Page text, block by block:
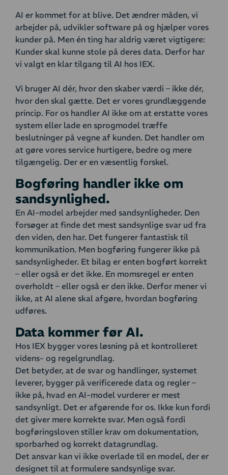
AI er kommet for at blive. Det ændrer måden, vi
arbejder på, udvikler software på og hjælper vores
kunder på. Men én ting har aldrig været vigtigere:
Kunder skal kunne stole på deres data. Derfor har
vi valgt en klar tilgang til AI hos IEX.
Vi bruger AI dér, hvor den skaber værdi – ikke dér,
hvor den skal gætte. Det er vores grundlæggende
princip. For os handler AI ikke om at erstatte vores
system eller lade en sprogmodel træffe
beslutninger på vegne af kunden. Det handler om
at gøre vores service hurtigere, bedre og mere
tilgængelig. Der er en væsentlig forskel.
Bogføring handler ikke om
sandsynlighed.
En AI-model arbejder med sandsynligheder. Den
forsøger at finde det mest sandsynlige svar ud fra
den viden, den har. Det fungerer fantastisk til
kommunikation. Men bogføring fungerer ikke på
sandsynligheder. Et bilag er enten bogført korrekt
– eller også er det ikke. En momsregel er enten
overholdt – eller også er den ikke. Derfor mener vi
ikke, at AI alene skal afgøre, hvordan bogføring
udføres.
Data kommer før AI.
Hos IEX bygger vores løsning på et kontrolleret
videns- og regelgrundlag.
Det betyder, at de svar og handlinger, systemet
leverer, bygger på verificerede data og regler –
ikke på, hvad en AI-model vurderer er mest
sandsynligt. Det er afgørende for os. Ikke kun fordi
det giver mere korrekte svar. Men også fordi
bogføringsloven stiller krav om dokumentation,
sporbarhed og korrekt datagrundlag.
Det ansvar kan vi ikke overlade til en model, der er
designet til at formulere sandsynlige svar.